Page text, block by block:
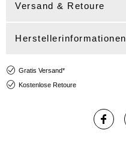
Versand & Retoure
Herstellerinformationen
Gratis Versand*
Kostenlose Retoure